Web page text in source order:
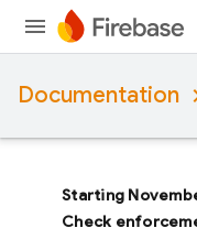
Documentation
Starting
Check